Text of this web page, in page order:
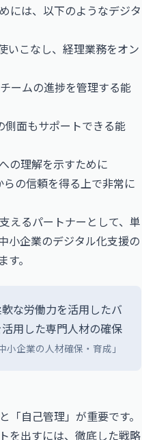
には、以下のようなデジタ
いこなし、経理業務をオン
ームの進捗を管理する能
側面もサポートできる能
の理解を示すために
の信頼を得る上で非常に
えるパートナーとして、単
小企業のデジタル化支援の
。
な労働力を活用したバ
用した専門人材の確保
小企業の人材確保・育成」
自己管理」が重要です。
を出すには、徹底した戦略